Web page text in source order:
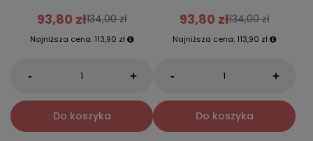
93,80 zł134,00 zł
Najniższa cena: 113,90 zł
- +
Do koszyka
93,80 zł134,00 zł
Najniższa cena: 113,90 zł
- +
Do koszyka